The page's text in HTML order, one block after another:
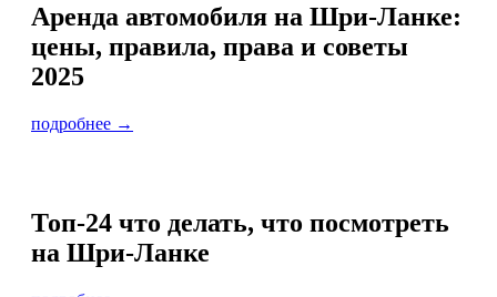
Аренда автомобиля на Шри-Ланке:
цены, правила, права и советы
2025
подробнее →
Топ-24 что делать, что посмотреть
на Шри-Ланке